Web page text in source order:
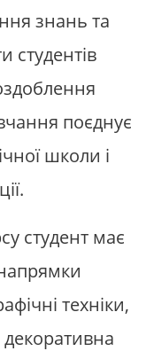
знань та
студентів
поєднує
школи і
студент має
техніки,
декоративна